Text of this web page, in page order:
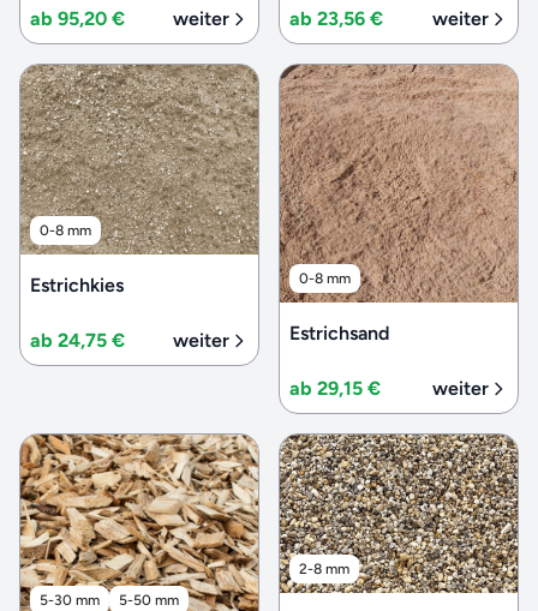
ab 95,20 €
weiter ab 23,56 € weiter
0-8 mm
Estrichkies
ab 24,75 € weiter
0-8 mm
Estrichsand
ab 29,15 € weiter
5-30 mm 5-50 mm
2-8 mm